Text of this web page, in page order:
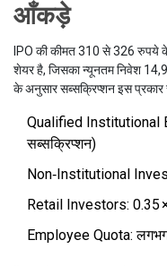
आँकड़े
IPO की कीमत 310 से 326 रुपये
शेयर है, जिसका न्यूनतम निवेश
के अनुसार सब्सक्रिप्शन इस प्रकार
Qualified Institutional
सब्सक्रिप्शन)
Non‑Institutional
Retail Investors: 0.35
Employee Quota: लगभग